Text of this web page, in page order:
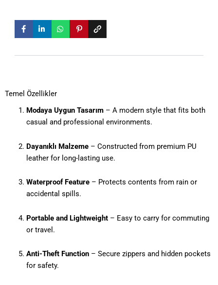
Temel Özellikler
Modaya Uygun Tasarım– A modern style that fits both
casual and professional environments.
Dayanıklı Malzeme– Constructed from premium PU
leather for long-lasting use.
Waterproof Feature– Protects contents from rain or
accidental spills.
Portable and Lightweight– Easy to carry for commuting
or travel.
Anti-Theft Function– Secure zippers and hidden pockets
for safety.